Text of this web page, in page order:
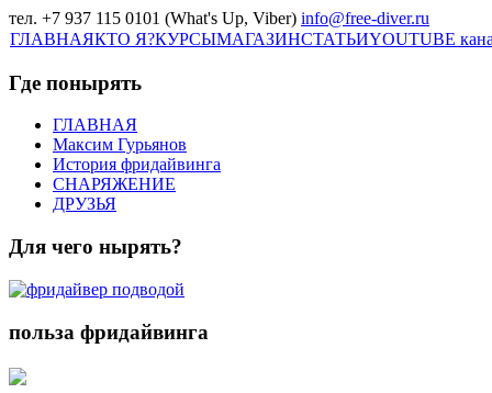
тел. +7 937 115 0101 (What's Up, Viber) info@free-diver.ru
ГЛАВНАЯКТО Я?КУРСЫМАГАЗИНСТАТЬИYOUTUBE
Где понырять
ГЛАВНАЯ
Максим Гурьянов
История фридайвинга
СНАРЯЖЕНИЕ
ДРУЗЬЯ
Для чего нырять?
польза фридайвинга